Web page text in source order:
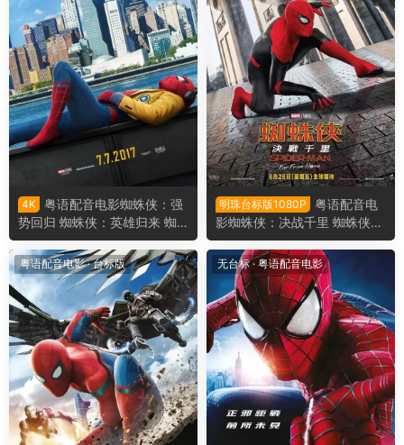
4K 粤语配音电影蜘蛛侠：强
势回归 蜘蛛侠：英雄归来 蜘
蛛人：返校日 Spider-Man: H
omecoming
明珠台标版1080P
粤语配音电
影蜘蛛侠：决战千里 蜘蛛侠：
英雄远征 蜘蛛人：离家日 Spi
der-Man: Far from Home
粤语配音电影·台标版 无台标· 粤语配音电影